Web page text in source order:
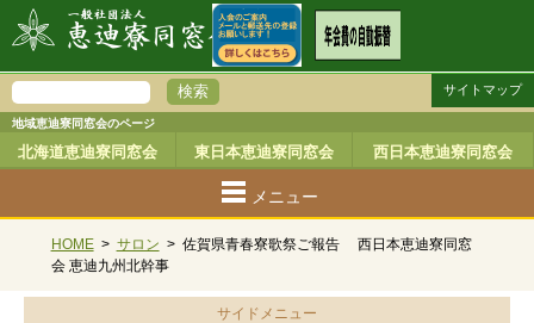
地域恵迪寮同窓会のページ
北海道恵迪寮同窓会 東日本恵迪寮同窓会 西日本恵迪寮同窓会
サイトマップ
メニュー
HOME > サロン > 佐賀県青春寮歌祭ご報告 西日本恵迪寮同窓
会 恵迪九州北幹事
サイドメニュー